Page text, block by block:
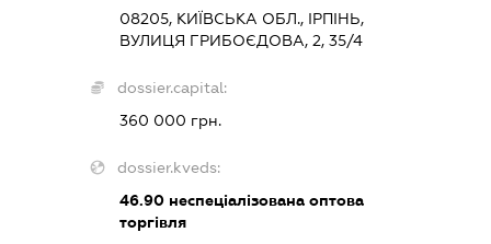
08205, КИЇВСЬКА ОБЛ., ІРПІНЬ,
ВУЛИЦЯ ГРИБОЄДОВА, 2, 35/4
dossier.capital:
360 000 грн.
dossier.kveds:
46.90неспеціалізована оптова
торгівля